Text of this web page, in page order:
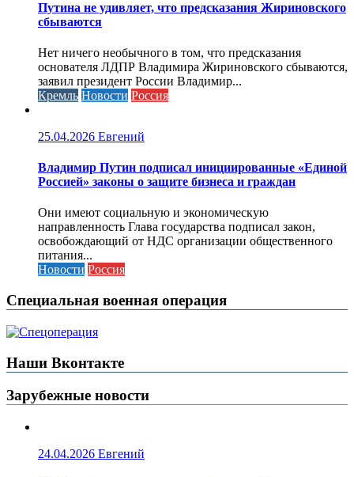
Путина не удивляет, что предсказания Жириновского
сбываются
Нет ничего необычного в том, что предсказания
основателя ЛДПР Владимира Жириновского сбываются,
заявил президент России Владимир...
Кремль Новости Россия
25.04.2026 Евгений
Владимир Путин подписал инициированные «Единой
Россией» законы о защите бизнеса и граждан
Они имеют социальную и экономическую
направленность Глава государства подписал закон,
освобождающий от НДС организации общественного
питания...
Новости Россия
Специальная военная операция
Наши Вконтакте
Зарубежные новости
24.04.2026 Евгений